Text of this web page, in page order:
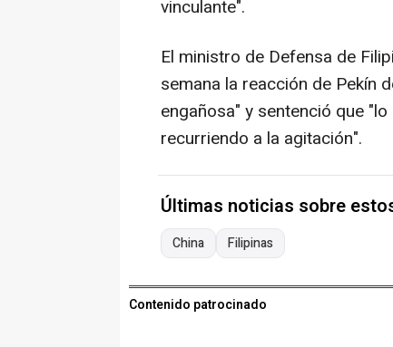
vinculante".
El ministro de Defensa de
semana la reacción de Pekín
engañosa" y sentenció que
recurriendo a la agitación".
Últimas noticias sobre
China Filipinas
Contenido patrocinado